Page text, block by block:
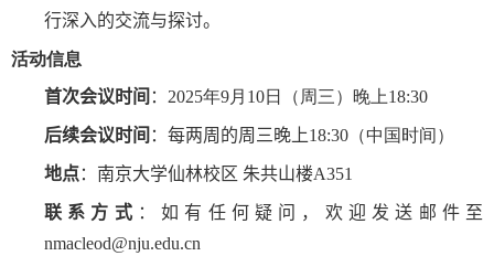
行深入的交流与探讨。
活动信息
首次会议时间 ： 2025年9月 10日（周三）晚上18:30
后续会议时间 ：每两周的周三晚上18:30 （中国时间）
地点：南京大学仙林校区 朱共山楼A351
联系方式 ：如有任何疑问，欢迎发送邮件至
nmacleod@nju.edu.cn